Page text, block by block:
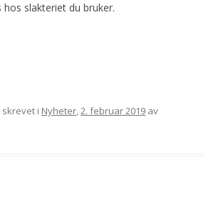
slakteriet du bruker.
i Nyheter,2. februar 2019 av